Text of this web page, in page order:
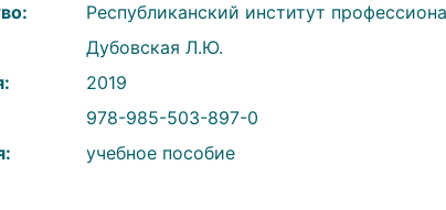
Республиканский институт
Дубовская Л.Ю.
2019
978-985-503-897-0
учебное пособие